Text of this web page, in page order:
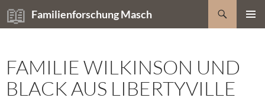
Zum
Inhalt
Familienforschung Masch
Suchen
FAMILIE WILKINSON UND
BLACK AUS LIBERTYVILLE